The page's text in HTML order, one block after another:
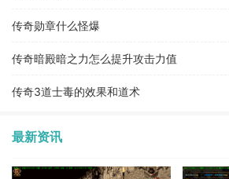
传奇勋章什么怪爆
传奇暗殿暗之力怎么提升攻击力值
传奇3道士毒的效果和道术
最新资讯